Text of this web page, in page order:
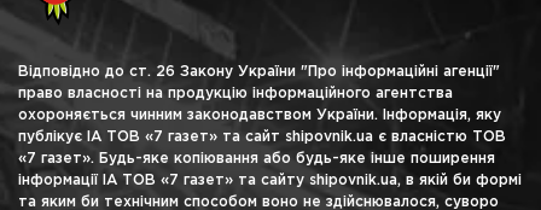
Відповідно до ст. 26 Закону України "Про інформаційні агенції"
право власності на продукцію інформаційного агентства
охороняється чинним законодавством України. Інформація, яку
публікує ІА ТОВ «7 газет» та сайт shipovnik.ua є власністю ТОВ
«7 газет». Будь-яке копіювання або будь-яке інше поширення
інформації ІА ТОВ «7 газет» та сайту shipovnik.ua, в якій би формі
та яким би технічним способом воно не здійснювалося, суворо